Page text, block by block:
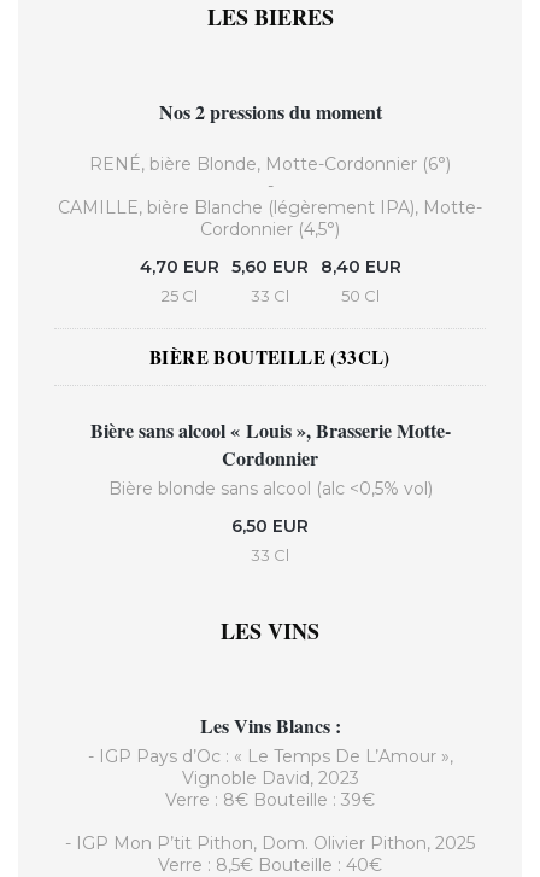
LES BIERES
Nos 2 pressions du moment
RENÉ, bière Blonde, Motte-Cordonnier (6°)
-
CAMILLE, bière Blanche (légèrement IPA), Motte-
Cordonnier (4,5°)
4,70 EUR
25 Cl
5,60 EUR
33 Cl
8,40 EUR
50 Cl
BIÈRE BOUTEILLE (33CL)
Bière sans alcool « Louis », Brasserie Motte-
Cordonnier
Bière blonde sans alcool (alc <0,5% vol)
6,50 EUR
33 Cl
LES VINS
Les Vins Blancs :
- IGP Pays d’Oc : « Le Temps De L’Amour »,
Vignoble David, 2023
Verre : 8€ Bouteille : 39€
- IGP Mon P’tit Pithon, Dom. Olivier Pithon, 2025
Verre : 8,5€ Bouteille : 40€